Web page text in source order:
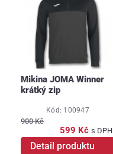
Mikina JOMA Winner
krátký zip
Kód: 100947
900 Kč
599 Kč s DPH
Detail produktu